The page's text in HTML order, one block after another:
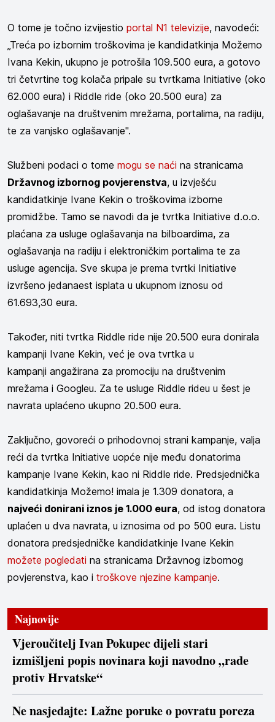
O tome je točno izvijestio portal N1 televizije, navodeći:
„Treća po izbornim troškovima je kandidatkinja Možemo
Ivana Kekin, ukupno je potrošila 109.500 eura, a gotovo
tri četvrtine tog kolača pripale su tvrtkama Initiative (oko
62.000 eura) i Riddle ride (oko 20.500 eura) za
oglašavanje na društvenim mrežama, portalima, na radiju,
te za vanjsko oglašavanje".
Službeni podaci o tome mogu se naći na stranicama
Državnog izbornog povjerenstva, u izvješću
kandidatkinje Ivane Kekin o troškovima izborne
promidžbe. Tamo se navodi da je tvrtka Initiative d.o.o.
plaćana za usluge oglašavanja na bilboardima, za
oglašavanja na radiju i elektroničkim portalima te za
usluge agencija. Sve skupa je prema tvrtki Initiative
izvršeno jedanaest isplata u ukupnom iznosu od
61.693,30 eura.
Također, niti tvrtka Riddle ride nije 20.500 eura donirala
kampanji Ivane Kekin, već je ova tvrtka u
kampanji angažirana za promociju na društvenim
mrežama i Googleu. Za te usluge Riddle rideu u šest je
navrata uplaćeno ukupno 20.500 eura.
Zaključno, govoreći o prihodovnoj strani kampanje, valja
reći da tvrtka Initiative uopće nije među donatorima
kampanje Ivane Kekin, kao ni Riddle ride. Predsjednička
kandidatkinja Možemo! imala je 1.309 donatora, a
najveći donirani iznos je 1.000 eura, od istog donatora
uplaćen u dva navrata, u iznosima od po 500 eura. Listu
donatora predsjedničke kandidatkinje Ivane Kekin
možete pogledati na stranicama Državnog izbornog
povjerenstva, kao i troškove njezine kampanje.
Najnovije
Vjeroučitelj Ivan Pokupec dijeli stari
izmišljeni popis novinara koji navodno „rade
protiv Hrvatske“
Ne nasjedajte: Lažne poruke o povratu poreza